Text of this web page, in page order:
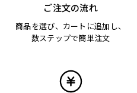
ご注文の流れ
商品を選び、カートに追加し、
数ステップで簡単注文